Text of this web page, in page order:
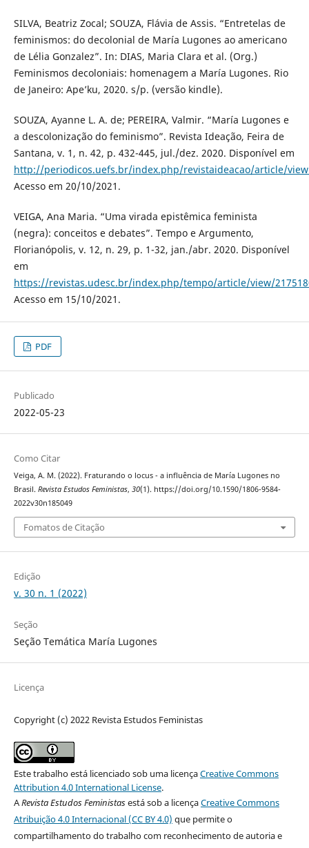
SILVA, Beatriz Zocal; SOUZA, Flávia de Assis. “Entretelas de
feminismos: do decolonial de María Lugones ao americano
de Lélia Gonzalez”. In: DIAS, Maria Clara et al. (Org.)
Feminismos decoloniais: homenagem a María Lugones. Rio
de Janeiro: Ape’ku, 2020. s/p. (versão kindle).
SOUZA, Ayanne L. A. de; PEREIRA, Valmir. “María Lugones e
a descolonização do feminismo”. Revista Ideação, Feira de
Santana, v. 1, n. 42, p. 432-445, jul./dez. 2020. Disponível em
http://periodicos.uefs.br/index.php/revistaideacao/article/
Acesso em 20/10/2021.
VEIGA, Ana Maria. “Uma virada epistêmica feminista
(negra): conceitos e debates”. Tempo e Argumento,
Florianópolis, v. 12, n. 29, p. 1-32, jan./abr. 2020. Disponível
em
https://revistas.udesc.br/index.php/tempo/article/view/
Acesso em 15/10/2021.
PDF
Publicado
2022-05-23
Como Citar
Veiga, A. M. (2022). Fraturando o locus - a influência de María Lugones no
Brasil. Revista Estudos Feministas, 30(1). https://doi.org/10.1590/1806-9584-
2022v30n185049
Fomatos de Citação
Edição
v. 30 n. 1 (2022)
Seção
Seção Temática María Lugones
Licença
Copyright (c) 2022 Revista Estudos Feministas
Este trabalho está licenciado sob uma licençaCreative Commons
Attribution 4.0 International License.
ARevista Estudos Feministasestá sob a licençaCreative Commons
Atribuição 4.0 Internacional (CC BY 4.0) que permite o
compartilhamento do trabalho com reconhecimento de autoria e